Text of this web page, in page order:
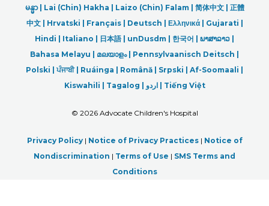
မန္မာ| Lai (Chin) Hakha | Laizo (Chin) Falam | 简体中文 | 正體
中文 | Hrvatski | Français | Deutsch Ελληνικά | Gujarati |
Hindi
Italiano 日本語| unDusdm 한국어 ພາສາລາວ
Bahasa Melayu | മലയാളം| Pennsylvaanisch Deitsch |
Polski |ਪੰਜਾਬੀ| Ruáinga | Română | Srpski
Af-Soomaali |
Kiswahili | Tagalog اردو| Tiếng Việt
© 2026 Advocate Children's Hospital
Privacy Policy| Notice of Privacy Practices| Notice of
Nondiscrimination | Terms of Use | SMS Terms and
Conditions